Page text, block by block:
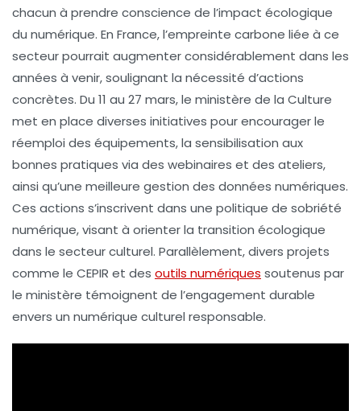
chacun à prendre conscience de l’impact écologique
du numérique. En France, l’empreinte carbone liée à ce
secteur pourrait augmenter considérablement dans les
années à venir, soulignant la nécessité d’actions
concrètes. Du 11 au 27 mars, le ministère de la Culture
met en place diverses initiatives pour encourager le
réemploi des équipements, la sensibilisation aux
bonnes pratiques via des webinaires et des ateliers,
ainsi qu’une meilleure gestion des données numériques.
Ces actions s’inscrivent dans une politique de sobriété
numérique, visant à orienter la transition écologique
dans le secteur culturel. Parallèlement, divers projets
comme le CEPIR et des outils numériques soutenus par
le ministère témoignent de l’engagement durable
envers un numérique culturel responsable.